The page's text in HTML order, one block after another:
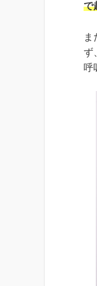
で
ま
ず
呼